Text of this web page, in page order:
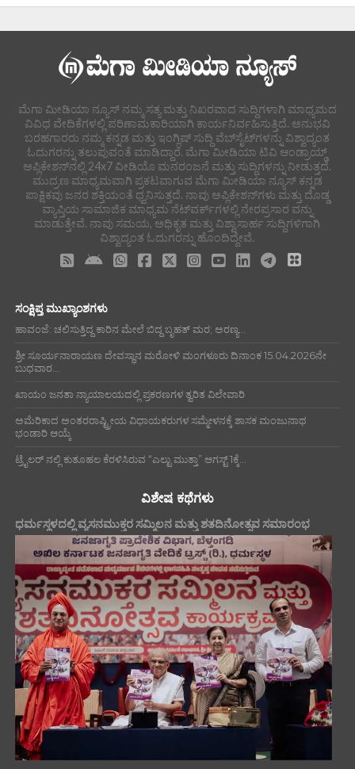
ಮೆಗಾ ಮೀಡಿಯಾ ನ್ಯೂಸ್ ನಮ್ಮ ಸತ್ಯ ಮತ್ತು ನಿಖರವಾದ ಸುದ್ದಿಗಳಾಗಿ ಮಾಧ್ಯಮದ
ವಿವಿಧ ವೇದಿಕೆಗಳಲ್ಲಿ ಪರಿಣಾಮಕಾರಿಯಾಗಿ ಕಾರ್ಯನಿರ್ವಹಿಸುತ್ತಿದೆ. ಅನುಭವಿ
ಬರಹಗಾರರು ನಮ್ಮ ಕನ್ನಡ ಮತ್ತು ಇಂಗ್ಲಿಷ್ ಸುದ್ದಿ ವೆಬ್‌ಸೈಟ್‌ಗಳನ್ನು ವಿಶ್ವಾದ್ಯಂತ
ಓದುಗರನ್ನು ತಲುಪುವಂತೆ ಮಾಡಿದ್ದಾರೆ. ಮೆಗಾ ಮೀಡಿಯಾ ಟಿವಿ ಆಂಡ್ರಾಯ್ಡ್
ಅಪ್ಲಿಕೇಶನ್‌ನಲ್ಲಿ 24x7 ವೀಡಿಯೊ ಮನರಂಜನೆ ಮತ್ತು ಸುದ್ದಿಗಳನ್ನು ನೀಡುತ್ತದೆ.
ಮುದ್ರಣ ಮಾಧ್ಯಮವಾಗಿ ಪ್ರಕಟವಾಗುವ ಮೆಗಾ ಮೀಡಿಯಾ ನ್ಯೂಸ್ ಕನ್ನಡ
ಪಾಕ್ಷಿಕವು ಜನರ ಶಕ್ತಿಯಂತೆ ಧ್ವನಿಸುತ್ತದೆ. ನಾವು ಅಪ್ಲಿಕೇಶನ್‌ಗಳು ಮತ್ತು ದೊಡ್ಡ
ವ್ಯಾಪ್ತಿಯ ಸಾಮಾಜಿಕ ಮಾಧ್ಯಮ ನೆಟ್‌ವರ್ಕ್‌ಗಳಲ್ಲಿ ನೇರಪ್ರಸಾರ ವನ್ನು
ಮಾಡುತ್ತೇವೆ. ನಾವು ಸಮಯ, ಅಧಿಕೃತ ಮತ್ತು ವಿಶ್ವಾಸಾರ್ಹ ಸುದ್ದಿಗಳಿಗಾಗಿ
ವಿಶ್ವಾದ್ಯಂತ ಓದುಗರನ್ನು ಹೊಂದಿದ್ದೇವೆ.
ಸಂಕ್ಷಿಪ್ತ ಮುಖ್ಯಾಂಶಗಳು
ಹಾವಂಜೆ: ಚಲಿಸುತ್ತಿದ್ದ ಕಾರಿನ ಮೇಲೆ ಬಿದ್ದ ಬೃಹತ್ ಮರ; ಅರಣ್ಯ...
ಶ್ರೀ ಸೂರ್ಯನಾರಾಯಣ ದೇವಸ್ಥಾನ ಮರೋಳಿ ಮಂಗಳೂರು ದಿನಾಂಕ 15.04.2026ನೇ
ಬುಧವಾರ...
ಖಾಯಂ ಜನತಾ ನ್ಯಾಯಾಲಯದಲ್ಲಿ ಪ್ರಕರಣಗಳ ತ್ವರಿತ ವಿಲೇವಾರಿ
ಅಮೆರಿಕಾದ ಅಂತರರಾಷ್ಟ್ರೀಯ ವಿಧಾಯಕರುಗಳ ಸಮ್ಮೇಳನಕ್ಕೆ ಶಾಸಕ ಮಂಜುನಾಥ
ಭಂಡಾರಿ ಆಯ್ಕೆ
ಟ್ರೈಲರ್ ನಲ್ಲಿ ಕುತೂಹಲ ಕೆರಳಿಸಿರುವ “ಎಲ್ಟು ಮುತ್ತಾ” ಆಗಸ್ಟ್ 1ಕ್ಕೆ...
ವಿಶೇಷ ಕಥೆಗಳು
ಧರ್ಮಸ್ಥಳದಲ್ಲಿ ವ್ಯಸನಮುಕ್ತರ ಸಮ್ಮಿಲನ ಮತ್ತು ಶತದಿನೋತ್ಸವ ಸಮಾರಂಭ